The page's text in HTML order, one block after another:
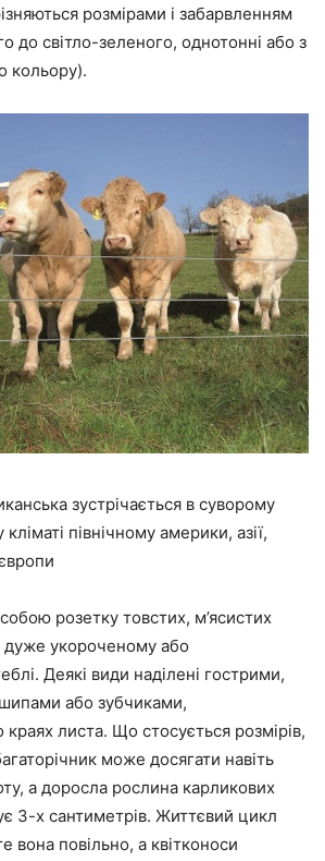
розмірами і забарвленням
до світло-зеленого, однотонні або з
кольору).
зустрічається в суворому
північному америки, азії,
розетку товстих, м’ясистих
дуже укороченому або
Деякі види наділені гострими,
або зубчиками,
листа. Що стосується розмірів,
може досягати навіть
а доросла рослина карликових
3-х сантиметрів. Життєвий цикл
вона повільно, а квітконоси